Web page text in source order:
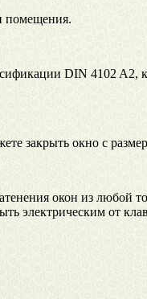
помещения.
DIN 4102
закрыть окно с
окон из
электрическим от